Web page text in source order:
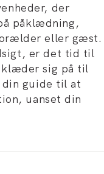
der
påklædning,
eller gæst.
er det tid til
klæder sig på til
guide til at
uanset din